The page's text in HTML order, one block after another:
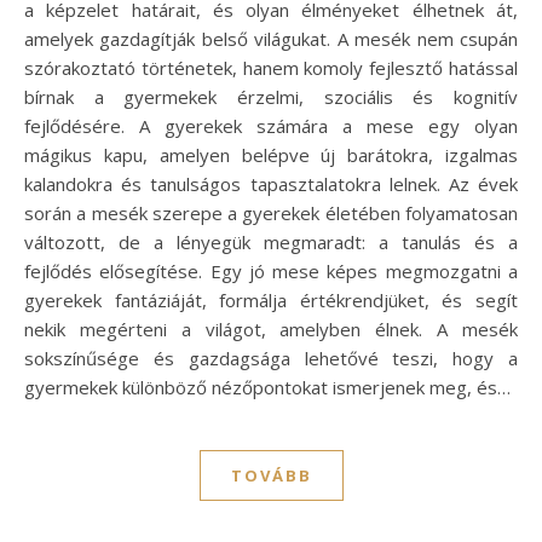
a képzelet határait, és olyan élményeket élhetnek át,
amelyek gazdagítják belső világukat. A mesék nem csupán
szórakoztató történetek, hanem komoly fejlesztő hatással
bírnak a gyermekek érzelmi, szociális és kognitív
fejlődésére. A gyerekek számára a mese egy olyan
mágikus kapu, amelyen belépve új barátokra, izgalmas
kalandokra és tanulságos tapasztalatokra lelnek. Az évek
során a mesék szerepe a gyerekek életében folyamatosan
változott, de a lényegük megmaradt: a tanulás és a
fejlődés elősegítése. Egy jó mese képes megmozgatni a
gyerekek fantáziáját, formálja értékrendjüket, és segít
nekik megérteni a világot, amelyben élnek. A mesék
sokszínűsége és gazdagsága lehetővé teszi, hogy a
gyermekek különböző nézőpontokat ismerjenek meg, és…
TOVÁBB